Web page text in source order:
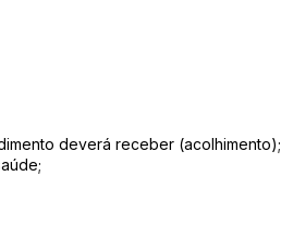
deverá receber (acolhimento);